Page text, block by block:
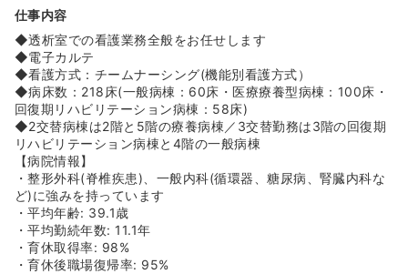
≪在宅に興味のある方にオススメ≫
◆鈴鹿市で一番大きな居宅介護支援事業所が同グループ内
にございます！その他老健や特養、デイサービス、訪問看
護ステーションなど複数の事業所を展開していますので
「病棟経験を積んで将来的に在宅領域にチャレンジしてみ
たい！」という看護師さんにもオススメです♪(介護施設で
も看護師さん募集中です！)
仕事内容
◆透析室での看護業務全般をお任せします
◆電子カルテ
◆看護方式：チームナーシング(機能別看護方式）
◆病床数：218床(一般病棟：60床・医療療養型病棟：100床・
回復期リハビリテーション病棟：58床)
◆2交替病棟は2階と5階の療養病棟／3交替勤務は3階の回復期
リハビリテーション病棟と4階の一般病棟
【病院情報】
・整形外科(脊椎疾患)、一般内科(循環器、糖尿病、腎臓内科な
ど)に強みを持っています
・平均年齢: 39.1歳
・平均勤続年数: 11.1年
・育休取得率: 98%
・育休後職場復帰率: 95%